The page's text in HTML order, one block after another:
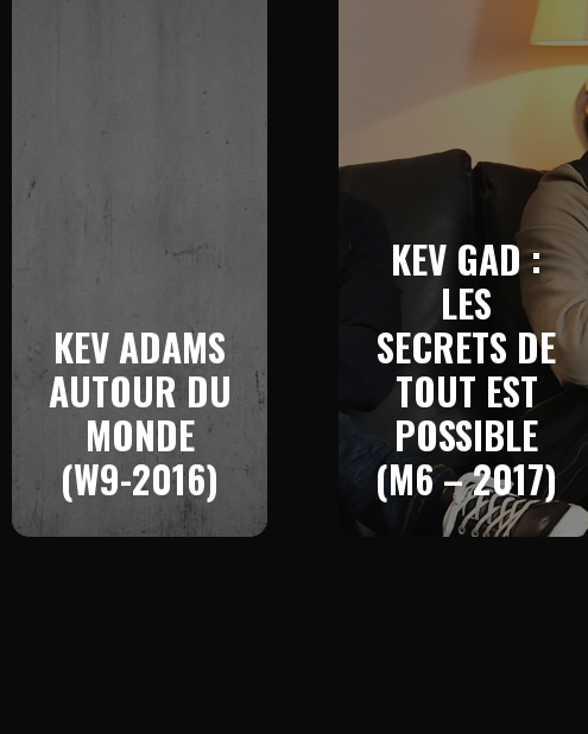
KEV ADAMS
AUTOUR DU
MONDE
(W9-2016)
KEV GAD :
LES
SECRETS DE
TOUT EST
POSSIBLE
(M6 – 2017)